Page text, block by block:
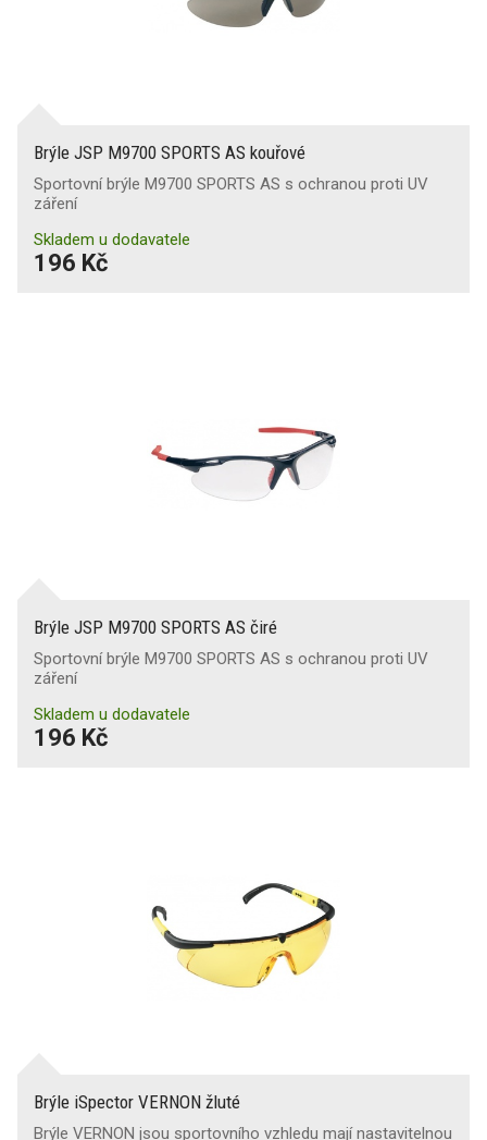
Brýle JSP M9700 SPORTS AS kouřové
Sportovní brýle M9700 SPORTS AS s ochranou proti UV
záření
Skladem u dodavatele
196 Kč
Brýle JSP M9700 SPORTS AS čiré
Sportovní brýle M9700 SPORTS AS s ochranou proti UV
záření
Skladem u dodavatele
196 Kč
Brýle iSpector VERNON žluté
Brýle VERNON jsou sportovního vzhledu mají nastavitelnou